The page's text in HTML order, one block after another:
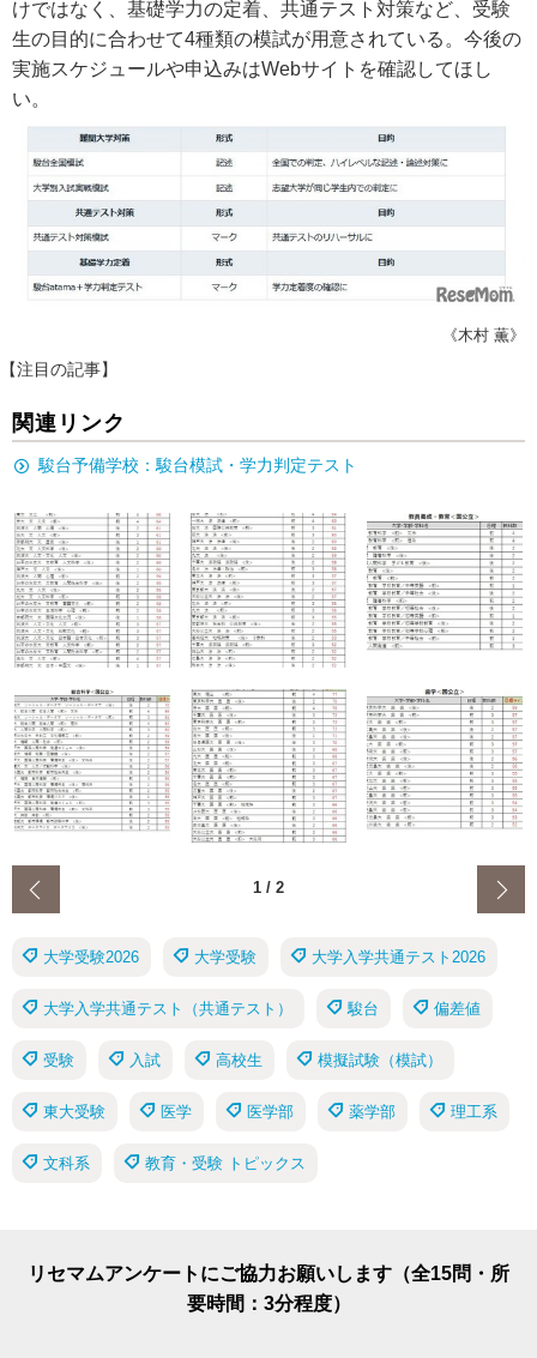
けではなく、基礎学力の定着、共通テスト対策など、受験
生の目的に合わせて4種類の模試が用意されている。今後の
実施スケジュールや申込みはWebサイトを確認してほし
い。
《木村 薫》
【注目の記事】
関連リンク
駿台予備学校：駿台模試・学力判定テスト
1 / 2
大学受験2026 大学受験 大学入学共通テスト2026
大学入学共通テスト（共通テスト） 駿台 偏差値
受験 入試 高校生 模擬試験（模試）
東大受験 医学 医学部 薬学部 理工系
文科系 教育・受験 トピックス
リセマムアンケートにご協力お願いします（全15問・所
要時間：3分程度）